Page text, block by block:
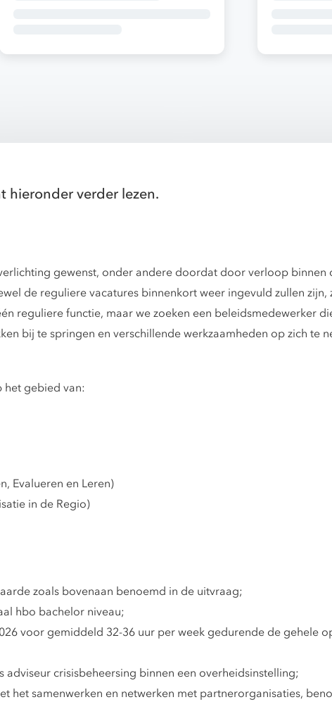
hieronder verder lezen.
gewenst, onder andere doordat door verloop binnen
de reguliere vacatures binnenkort weer ingevuld zullen zijn,
reguliere functie, maar we zoeken een beleidsmedewerker
bij te springen en verschillende werkzaamheden op zich te
het gebied van:
Evalueren en Leren)
in de Regio)
zoals bovenaan benoemd in de uitvraag;
hbo bachelor niveau;
voor gemiddeld 32-36 uur per week gedurende de gehele
crisisbeheersing binnen een overheidsinstelling;
het samenwerken en netwerken met partnerorganisaties,